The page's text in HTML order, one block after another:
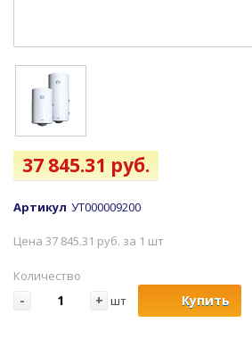
37 845.31 руб.
Артикул УТ000009200
Цена 37 845.31 руб. за 1 шт
Количество
- + шт Купить